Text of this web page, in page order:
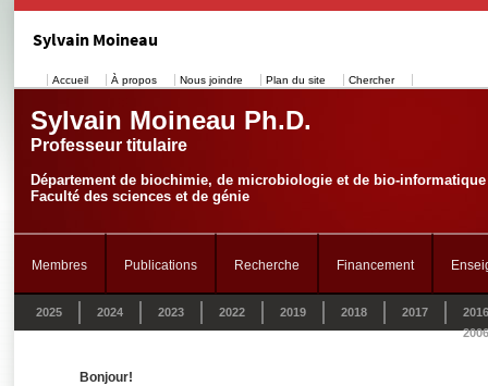
Sylvain Moineau
Accueil À propos Nous joindre Plan du site Chercher
Sylvain Moineau Ph.D.
Professeur titulaire
Département de biochimie, de microbiologie et de bio-informatique
Faculté des sciences et de génie
Membres Publications Recherche Financement
2025 2024 2023 2022 2019 2018 2017
2016
2006
Bonjour!